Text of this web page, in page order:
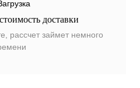
доставки
рассчет займет немного